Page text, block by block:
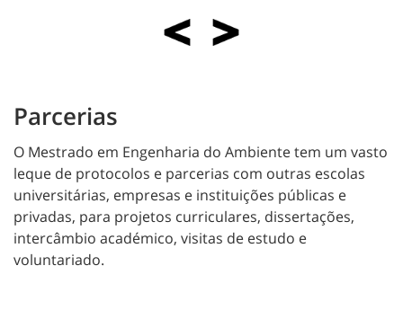
Parcerias
O Mestrado em Engenharia do Ambiente tem um vasto
leque de protocolos e parcerias com outras escolas
universitárias, empresas e instituições públicas e
privadas, para projetos curriculares, dissertações,
intercâmbio académico, visitas de estudo e
voluntariado.